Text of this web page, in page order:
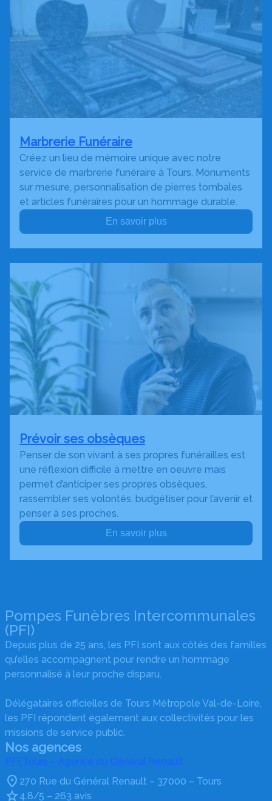
Marbrerie Funéraire
Créez un lieu de mémoire unique avec notre
service de marbrerie funéraire à Tours. Monuments
sur mesure, personnalisation de pierres tombales
et articles funéraires pour un hommage durable.
En savoir plus
Prévoir ses obsèques
Penser de son vivant à ses propres funérailles est
une réflexion difficile à mettre en oeuvre mais
permet d’anticiper ses propres obsèques,
rassembler ses volontés, budgétiser pour l’avenir et
penser à ses proches.
En savoir plus
Pompes Funèbres Intercommunales
(PFI)
Depuis plus de 25 ans, les PFI sont aux côtés des familles
qu’elles accompagnent pour rendre un hommage
personnalisé à leur proche disparu.
Délégataires officielles de Tours Métropole Val-de-Loire,
les PFI répondent également aux collectivités pour les
missions de service public.
Nos agences
PFI Tours – Agence du Général Renault
270 Rue du Général Renault – 37000 – Tours
4.8/5 – 263 avis